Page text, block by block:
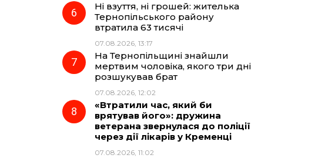
Ні взуття, ні грошей: жителька
Тернопільського району
втратила 63 тисячі
07.08.2026, 13:17
На Тернопільщині знайшли
мертвим чоловіка, якого три дні
розшукував брат
07.08.2026, 12:02
«Втратили час, який би
врятував його»: дружина
ветерана звернулася до поліції
через дії лікарів у Кременці
07.08.2026, 11:02